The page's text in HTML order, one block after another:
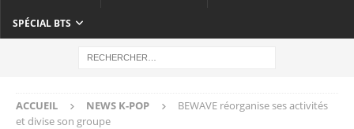
SPÉCIAL BTS
ACCUEIL NEWS K-POP
BEWAVE réorganise ses activités
et divise son groupe